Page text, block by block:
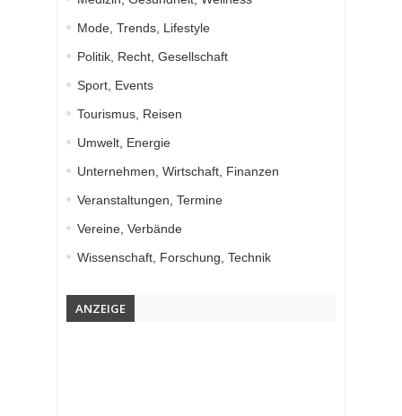
Mode, Trends, Lifestyle
Politik, Recht, Gesellschaft
Sport, Events
Tourismus, Reisen
Umwelt, Energie
Unternehmen, Wirtschaft, Finanzen
Veranstaltungen, Termine
Vereine, Verbände
Wissenschaft, Forschung, Technik
ANZEIGE